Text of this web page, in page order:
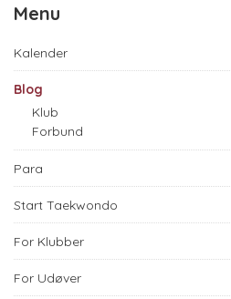
Menu
Kalender
Blog
Klub
Forbund
Para
Start Taekwondo
For Klubber
For Udøver